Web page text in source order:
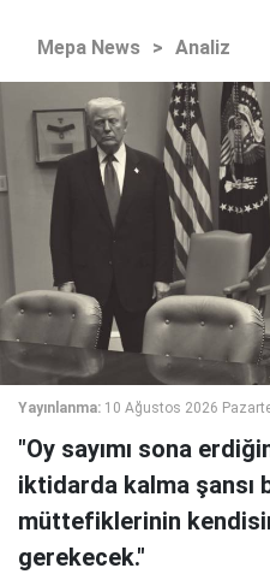
Mepa News > Analiz
Yayınlanma: 10 Ağustos 2026
"Oy sayımı sona
iktidarda kalma şansı
müttefiklerinin
gerekecek."